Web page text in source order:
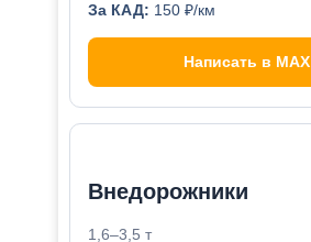
За КАД: 150 ₽/км
Написать в MAX
Внедорожники
1,6–3,5 т